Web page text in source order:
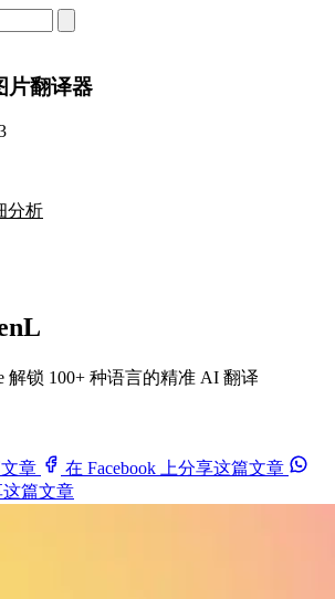
片翻译器
分析
解锁 100+ 种语言的精准 AI 翻译
章
在 Facebook 上分享这篇文章
这篇文章